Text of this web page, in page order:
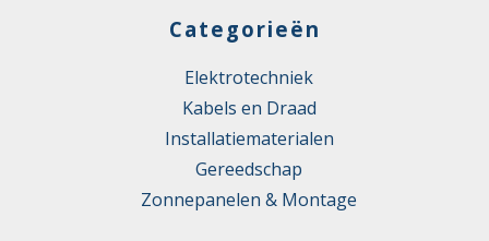
Categorieën
Elektrotechniek
Kabels en Draad
Installatiematerialen
Gereedschap
Zonnepanelen & Montage